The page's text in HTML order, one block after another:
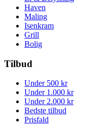
Haven
Maling
Isenkram
Grill
Bolig
Tilbud
Under 500 kr
Under 1.000 kr
Under 2.000 kr
Bedste tilbud
Prisfald